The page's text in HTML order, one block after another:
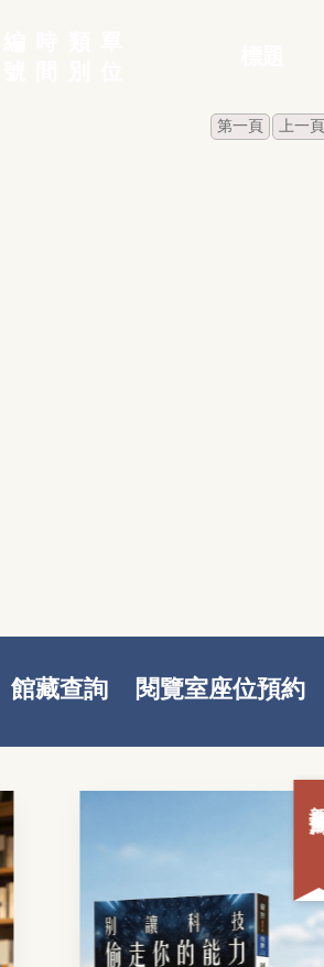
第一頁 上一頁
館藏查詢 閱覽室座位預約